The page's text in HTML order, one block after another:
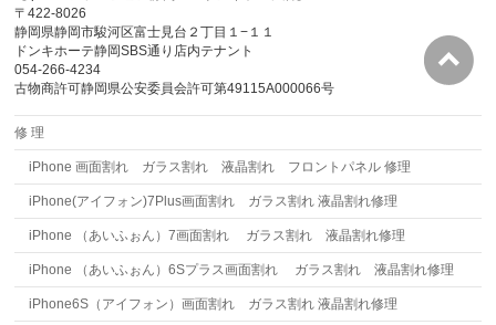
〒422-8026
静岡県静岡市駿河区富士見台２丁目１−１１
ドンキホーテ静岡SBS通り店内テナント
054-266-4234
古物商許可静岡県公安委員会許可第49115A000066号
修 理
iPhone 画面割れ ガラス割れ 液晶割れ フロントパネル 修理
iPhone(アイフォン)7Plus画面割れ ガラス割れ 液晶割れ修理
iPhone （あいふぉん）7画面割れ ガラス割れ 液晶割れ修理
iPhone （あいふぉん）6Sプラス画面割れ ガラス割れ 液晶割れ修理
iPhone6S（アイフォン）画面割れ ガラス割れ 液晶割れ修理